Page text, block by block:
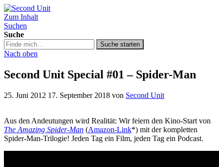
Second Unit
Zum Inhalt
Suchen
Suche
Suche
in
podcast.de/
Suche starten
Nach oben
Second Unit Special #01 – Spider-Man
25. Juni 2012 17. September 2018 von Second Unit
Aus den Andeutungen wird Realität: Wir feiern den Kino-Start von
The Amazing Spider-Man (Amazon-Link*) mit der kompletten
Spider-Man-Trilogie! Jeden Tag ein Film, jeden Tag ein Podcast.